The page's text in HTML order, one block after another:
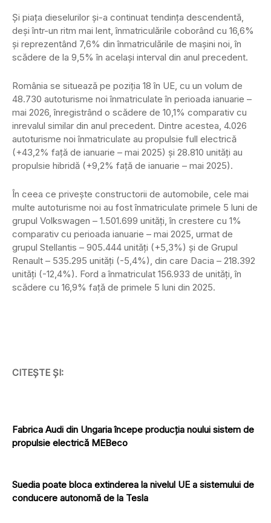
Și piața dieselurilor și-a continuat tendința descendentă,
deși într-un ritm mai lent, înmatriculările coborând cu 16,6%
și reprezentând 7,6% din înmatriculările de mașini noi, în
scădere de la 9,5% în același interval din anul precedent.
România se situează pe poziția 18 în UE, cu un volum de
48.730 autoturisme noi înmatriculate în perioada ianuarie –
mai 2026, înregistrând o scădere de 10,1% comparativ cu
inrevalul similar din anul precedent. Dintre acestea, 4.026
autoturisme noi înmatriculate au propulsie full electrică
(+43,2% față de ianuarie – mai 2025) și 28.810 unități au
propulsie hibridă (+9,2% față de ianuarie – mai 2025).
În ceea ce privește constructorii de automobile, cele mai
multe autoturisme noi au fost înmatriculate primele 5 luni de
grupul Volkswagen – 1.501.699 unități, în crestere cu 1%
comparativ cu perioada ianuarie – mai 2025, urmat de
grupul Stellantis – 905.444 unități (+5,3%) și de Grupul
Renault – 535.295 unități (-5,4%), din care Dacia – 218.392
unități (-12,4%). Ford a înmatriculat 156.933 de unități, în
scădere cu 16,9% față de primele 5 luni din 2025.
CITEȘTE ȘI:
Fabrica Audi din Ungaria începe producția noului sistem de
propulsie electrică MEBeco
Suedia poate bloca extinderea la nivelul UE a sistemului de
conducere autonomă de la Tesla